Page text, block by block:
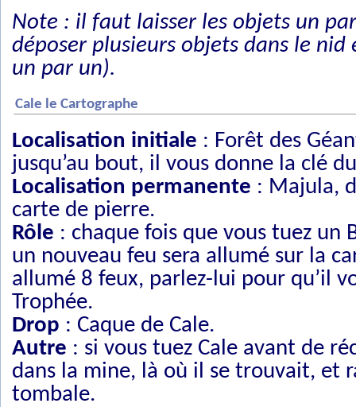
Note : il faut laisser les objets un
déposer plusieurs objets dans le
un par un).
Cale le Cartographe
Localisation initiale : Forêt des
jusqu’au bout, il vous donne la clé
Localisation permanente : Majula,
carte de pierre.
Rôle : chaque fois que vous tuez
un nouveau feu sera allumé sur la
allumé 8 feux, parlez-lui pour qu’il
Trophée.
Drop : Caque de Cale.
Autre : si vous tuez Cale avant de
dans la mine, là où il se trouvait, et
tombale.